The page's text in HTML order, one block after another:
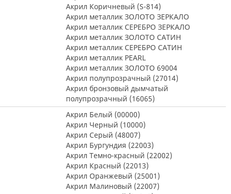
Акрил Коричневый (S-814)
Акрил металлик ЗОЛОТО ЗЕРКАЛО
Акрил металлик СЕРЕБРО ЗЕРКАЛО
Акрил металлик ЗОЛОТО САТИН
Акрил металлик СЕРЕБРО САТИН
Акрил металлик PEARL
Акрил металлик ЗОЛОТО 69004
Акрил полупрозрачный (27014)
Акрил бронзовый дымчатый
полупрозрачный (16065)
Акрил Белый (00000)
Акрил Черный (10000)
Акрил Серый (48007)
Акрил Бургундия (22003)
Акрил Темно-красный (22002)
Акрил Красный (22013)
Акрил Оранжевый (25001)
Акрил Малиновый (22007)